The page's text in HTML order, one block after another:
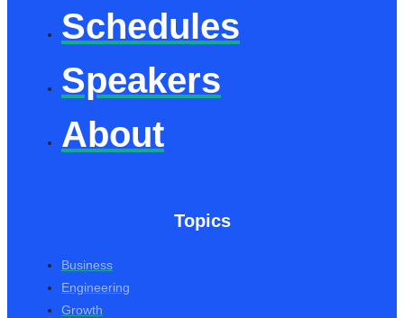
Schedules
Speakers
About
Topics
Business
Engineering
Growth